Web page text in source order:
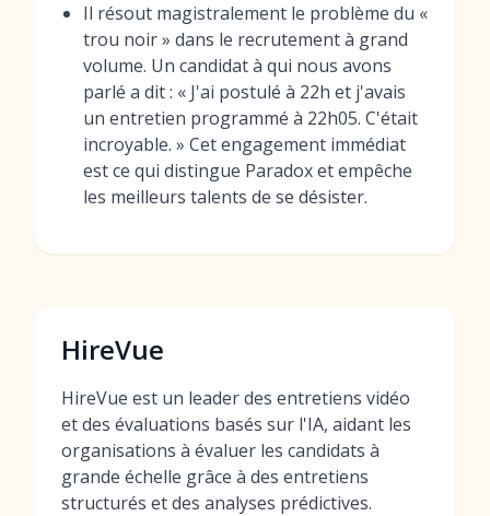
Il résout magistralement le problème du «
trou noir » dans le recrutement à grand
volume. Un candidat à qui nous avons
parlé a dit : « J'ai postulé à 22h et j'avais
un entretien programmé à 22h05. C'était
incroyable. » Cet engagement immédiat
est ce qui distingue Paradox et empêche
les meilleurs talents de se désister.
HireVue
HireVue est un leader des entretiens vidéo
et des évaluations basés sur l'IA, aidant les
organisations à évaluer les candidats à
grande échelle grâce à des entretiens
structurés et des analyses prédictives.